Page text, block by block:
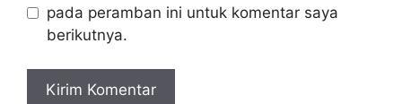
pada peramban ini untuk komentar saya
berikutnya.